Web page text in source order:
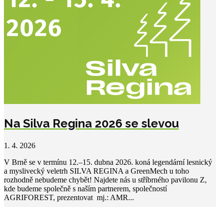
Na Silva Regina 2026 se slevou
1. 4. 2026
V Brně se v termínu 12.–15. dubna 2026. koná legendární lesnický
a myslivecký veletrh SILVA REGINA a GreenMech u toho
rozhodně nebudeme chybět! Najdete nás u stříbrného pavilonu Z,
kde budeme společně s naším partnerem, společností
AGRIFOREST, prezentovat mj.: AMR...